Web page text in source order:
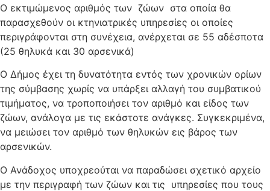
Ο εκτιμώμενος αριθμός των ζώων στα οποία θα
παρασχεθούν οι κτηνιατρικές υπηρεσίες οι οποίες
περιγράφονται στη συνέχεια, ανέρχεται σε 55 αδέσποτα
(25 θηλυκά και 30 αρσενικά)
Ο Δήμος έχει τη δυνατότητα εντός των χρονικών ορίων
της σύμβασης χωρίς να υπάρξει αλλαγή του συμβατικού
τιμήματος, να τροποποιήσει τον αριθμό και είδος των
ζώων, ανάλογα με τις εκάστοτε ανάγκες. Συγκεκριμένα,
να μειώσει τον αριθμό των θηλυκών εις βάρος των
αρσενικών.
Ο Ανάδοχος υποχρεούται να παραδώσει σχετικό αρχείο
με την περιγραφή των ζώων και τις υπηρεσίες που τους